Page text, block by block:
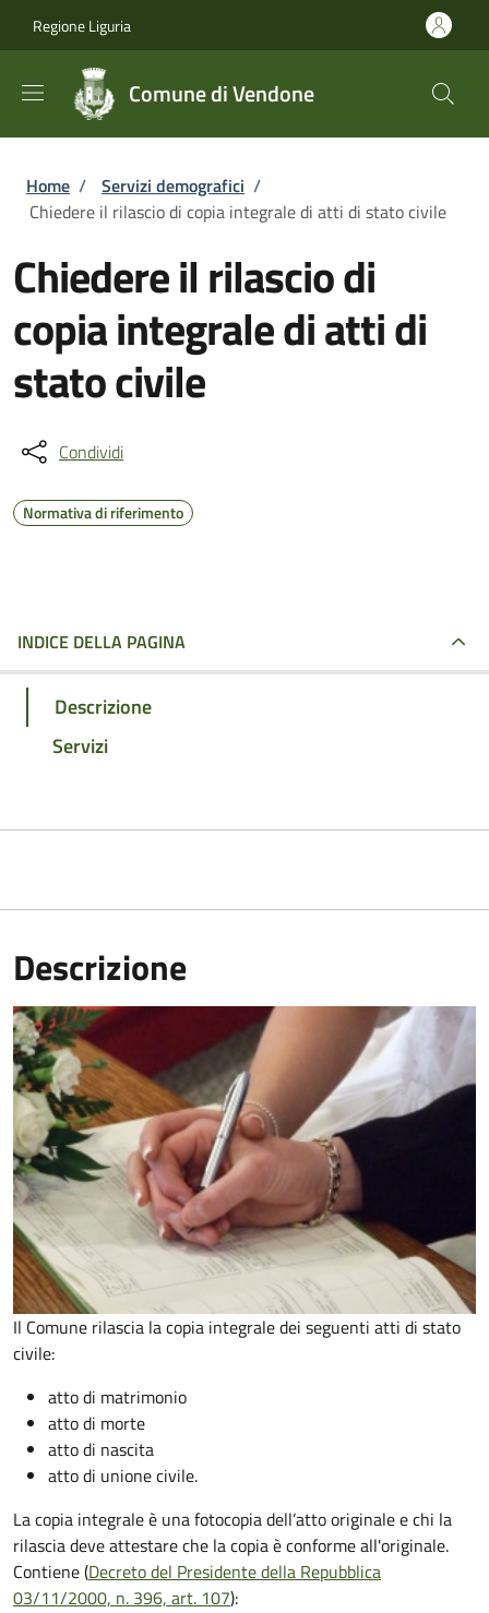
Regione Liguria
Comune di Vendone
Briciole di pane
Home / Servizi demografici /
Chiedere il rilascio di copia integrale di atti di stato civile
Chiedere il rilascio di
copia integrale di atti di
stato civile
Condividi
Normativa di riferimento
INDICE DELLA PAGINA
Descrizione
Servizi
Descrizione
Il Comune rilascia la copia integrale dei seguenti atti di stato
civile:
atto di matrimonio
atto di morte
atto di nascita
atto di unione civile.
La copia integrale è una fotocopia dell’atto originale e chi la
rilascia deve attestare che la copia è conforme all'originale.
Contiene (Decreto del Presidente della Repubblica
03/11/2000, n. 396, art. 107):